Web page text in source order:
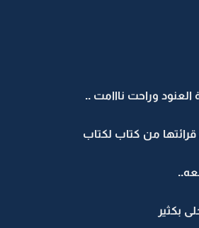
وراحت نااامت ..
من كتاب لكتاب
بكثير